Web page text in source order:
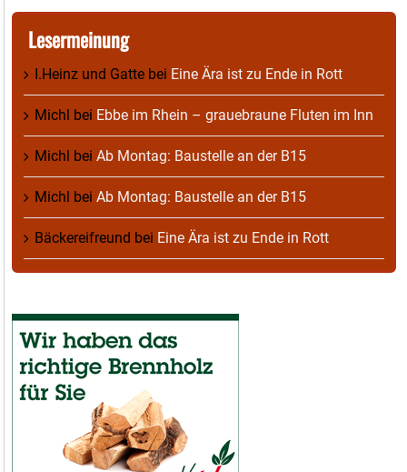
Lesermeinung
I.Heinz und Gatte bei Eine Ära ist zu Ende in Rott
Michl bei Ebbe im Rhein – grauebraune Fluten im Inn
Michl bei Ab Montag: Baustelle an der B15
Michl bei Ab Montag: Baustelle an der B15
Bäckereifreund bei Eine Ära ist zu Ende in Rott